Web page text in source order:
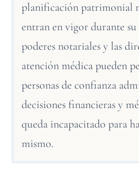
planificación patrimonial
entran en vigor durante su
poderes notariales y las
atención médica pueden
personas de confianza
decisiones financieras y
queda incapacitado para
mismo.